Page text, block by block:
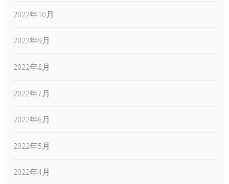
2022年10月
2022年9月
2022年8月
2022年7月
2022年6月
2022年5月
2022年4月